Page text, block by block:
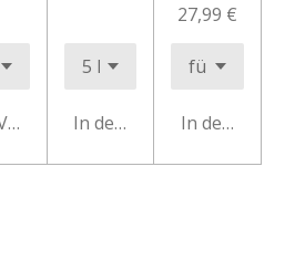
benachrichtigen
In den Warenkorb
27,99 €
In den